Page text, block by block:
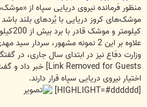
منظور فرمانده نیروی دریایی سپاه از
کیلومتر و موشک قادر با برد بیش از 200کیلومتر ازجمله مهمترین آنهاست.
علاوه بر این 2 نمونه مشهور،
وزارت دفاع نیز در ابتدای سال جاری، در
Link Removed for Guests] خبر داد و
اختیار نیروی دریایی سپاه قرار دارند.
[HIGHLIGHT=#dddddd]